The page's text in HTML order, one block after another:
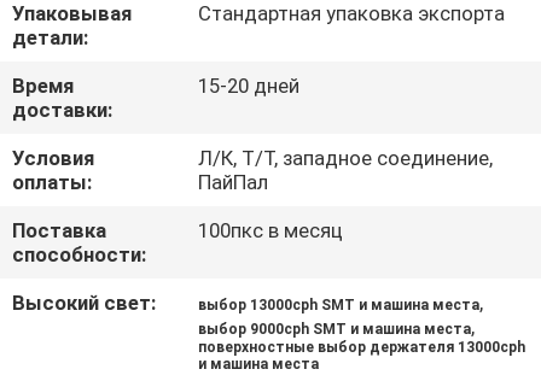
СВЯЖИТЕСЬ
МЫ
НОВОСТИ
СПРОСИТЕ
ЦИТАТУ
Упаковывая
детали:
Стандартная упаковка экспорта
Время
доставки:
15-20 дней
Условия
оплаты:
Л/К, Т/Т, западное соединение,
ПайПал
Поставка
способности:
100пкс в месяц
Высокий свет: выбор 13000cph SMT и машина места,
выбор 9000cph SMT и машина места,
поверхностные выбор держателя 13000cph
и машина места